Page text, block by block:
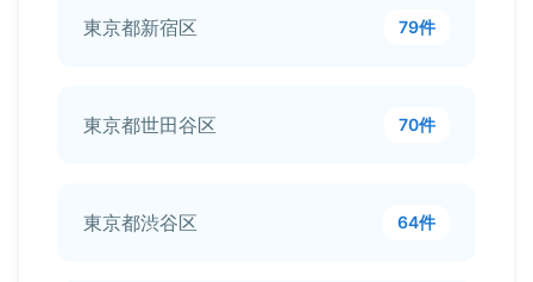
東京都新宿区 79件
東京都世田谷区 70件
東京都渋谷区 64件